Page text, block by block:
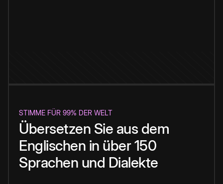
STIMME FÜR 99% DER WELT
Übersetzen Sie aus dem
Englischen in über 150
Sprachen und Dialekte